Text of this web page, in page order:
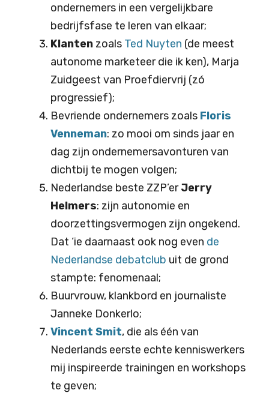
ondernemers in een vergelijkbare
bedrijfsfase te leren van elkaar;
Klanten zoals Ted Nuyten (de meest
autonome marketeer die ik ken), Marja
Zuidgeest van Proefdiervrij (zó
progressief);
Bevriende ondernemers zoals Floris
Venneman: zo mooi om sinds jaar en
dag zijn ondernemersavonturen van
dichtbij te mogen volgen;
Nederlandse beste ZZP’erJerry
Helmers: zijn autonomie en
doorzettingsvermogen zijn ongekend.
Dat ‘ie daarnaast ook nog even de
Nederlandse debatclub uit de grond
stampte: fenomenaal;
Buurvrouw, klankbord en journaliste
Janneke Donkerlo;
Vincent Smit, die als één van
Nederlands eerste echte kenniswerkers
mij inspireerde trainingen en workshops
te geven;